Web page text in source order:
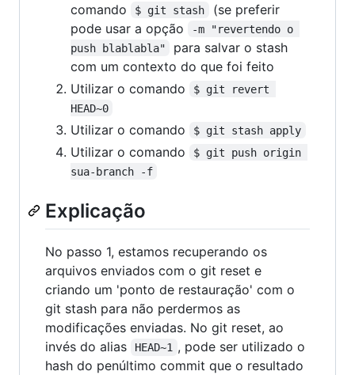
comando
$ git stash
(se preferir
pode usar a opção
-m "revertendo o
push blablabla"
para salvar o stash
com um contexto do que foi feito
Utilizar o comando
$ git revert
HEAD~0
Utilizar o comando $ git stash apply
Utilizar o comando
$ git push origin
sua-branch -f
Explicação
No passo 1, estamos recuperando os
arquivos enviados com o git reset e
criando um 'ponto de restauração' com o
git stash para não perdermos as
modificações enviadas. No git reset, ao
invés do alias
HEAD~1 , pode ser utilizado o
hash do penúltimo commit que o resultado